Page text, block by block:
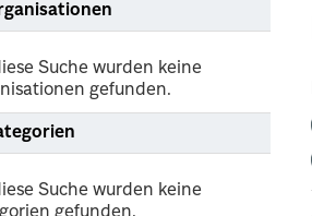
Suche wurden keine
gefunden.
Suche wurden keine
gefunden.